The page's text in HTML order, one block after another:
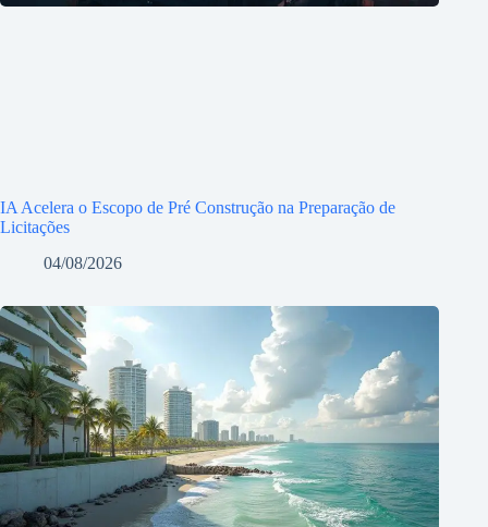
IA Acelera o Escopo de Pré Construção na Preparação de
Licitações
04/08/2026